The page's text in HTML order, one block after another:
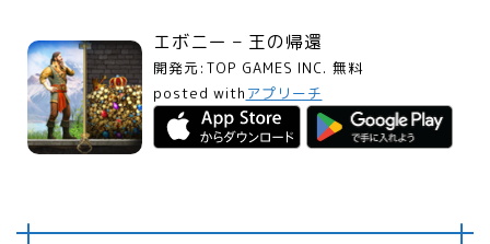
エボニー – 王の帰還
開発元: TOP GAMES INC. 無料
posted with アプリーチ